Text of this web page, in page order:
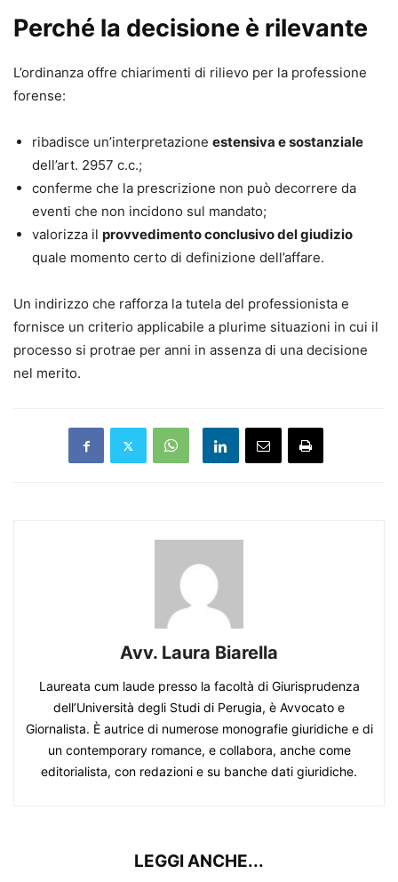
Perché la decisione è rilevante
L’ordinanza offre chiarimenti di rilievo per la professione
forense:
ribadisce un’interpretazione estensiva e sostanziale
dell’art. 2957 c.c.;
conferme che la prescrizione non può decorrere da
eventi che non incidono sul mandato;
valorizza il provvedimento conclusivo del giudizio
quale momento certo di definizione dell’affare.
Un indirizzo che rafforza la tutela del professionista e
fornisce un criterio applicabile a plurime situazioni in cui il
processo si protrae per anni in assenza di una decisione
nel merito.
Avv. Laura Biarella
Laureata cum laude presso la facoltà di Giurisprudenza
dell’Università degli Studi di Perugia, è Avvocato e
Giornalista. È autrice di numerose monografie giuridiche e di
un contemporary romance, e collabora, anche come
editorialista, con redazioni e su banche dati giuridiche.
LEGGI ANCHE...